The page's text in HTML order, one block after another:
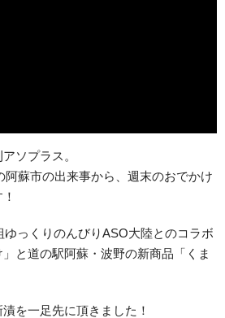
ソプラス。
阿蘇市の出来事から、週末のおでかけ
っくりのんびりASO大陸とのコラボ
と道の駅阿蘇・波野の新商品「くま
を一足先に頂きました！